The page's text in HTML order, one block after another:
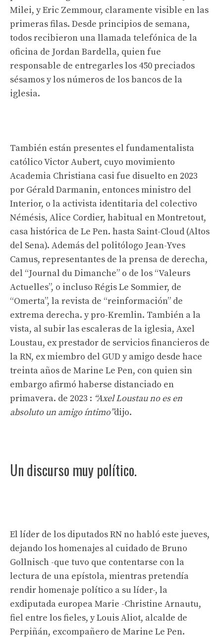
Milei, y Eric Zemmour, claramente visible en las
primeras filas. Desde principios de semana,
todos recibieron una llamada telefónica de la
oficina de Jordan Bardella, quien fue
responsable de entregarles los 450 preciados
sésamos y los números de los bancos de la
iglesia.
También están presentes el fundamentalista
católico Victor Aubert, cuyo movimiento
Academia Christiana casi fue disuelto en 2023
por Gérald Darmanin, entonces ministro del
Interior, o la activista identitaria del colectivo
Némésis, Alice Cordier, habitual en Montretout,
casa histórica de Le Pen. hasta Saint-Cloud (Altos
del Sena). Además del politólogo Jean-Yves
Camus, representantes de la prensa de derecha,
del “Journal du Dimanche” o de los “Valeurs
Actuelles”, o incluso Régis Le Sommier, de
“Omerta”, la revista de “reinformación” de
extrema derecha. y pro-Kremlin. También a la
vista, al subir las escaleras de la iglesia, Axel
Loustau, ex prestador de servicios financieros de
la RN, ex miembro del GUD y amigo desde hace
treinta años de Marine Le Pen, con quien sin
embargo afirmó haberse distanciado en
primavera. de 2023 : “Axel Loustau no es en
absoluto un amigo íntimo”dijo.
Un discurso muy político.
El líder de los diputados RN no habló este jueves,
dejando los homenajes al cuidado de Bruno
Gollnisch -que tuvo que contentarse con la
lectura de una epístola, mientras pretendía
rendir homenaje político a su líder-, la
exdiputada europea Marie -Christine Arnautu,
fiel entre los fieles, y Louis Aliot, alcalde de
Perpiñán, excompañero de Marine Le Pen.